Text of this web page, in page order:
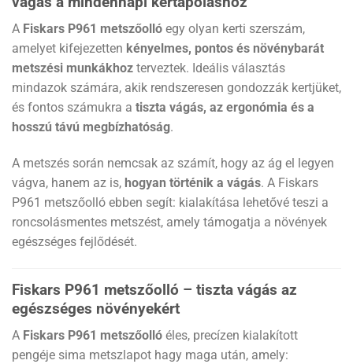
A Fiskars P961 metszőolló egy olyan kerti szerszám,
amelyet kifejezetten kényelmes, pontos és növénybarát
metszési munkákhoz terveztek. Ideális választás
mindazok számára, akik rendszeresen gondozzák kertjüket,
és fontos számukra a tiszta vágás, az ergonómia és a
hosszú távú megbízhatóság.
A metszés során nemcsak az számít, hogy az ág el legyen
vágva, hanem az is, hogyan történik a vágás. A Fiskars
P961 metszőolló ebben segít: kialakítása lehetővé teszi a
roncsolásmentes metszést, amely támogatja a növények
egészséges fejlődését.
Fiskars P961 metszőolló – tiszta vágás az
egészséges növényekért
A Fiskars P961 metszőolló éles, precízen kialakított
pengéje sima metszlapot hagy maga után, amely: